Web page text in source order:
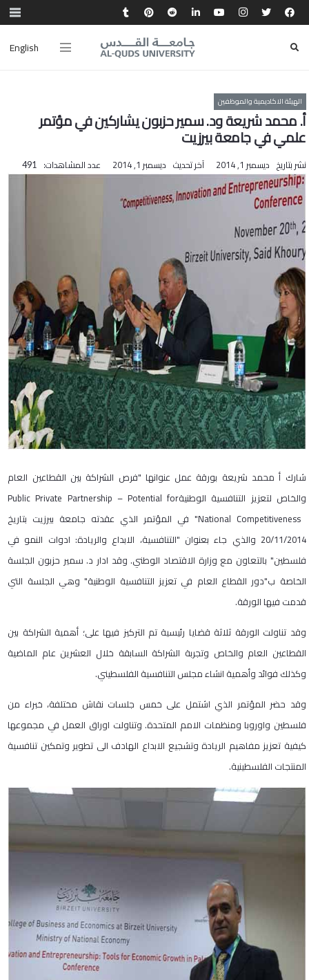
English
الهيئة الاكاديمية والموظفين
أ. محمد شريعة ود. سمير حزبون يشاركين في مؤتمر
علمي في جامعة بيرزيت
نشر بتاريخ ديسمبر 1, 2014 آخر تحديث ديسمبر 1, 2014 عدد المشاهدات: 491
شارك أ محمد شريعة بورقة عمل عنوانها "فرص الشراكة بين القطاعين العام
والخاص لتعزيز التنافسية الوطنيةPublic Private Partnership – Potential for
National Competitiveness" في المؤتمر الذي عقدته جامعة بيرزيت بتاريخ
20/11/2014 والذي جاء بعنوان "التنافسية، الابداع والريادة: ادوات النمو في
فلسطين" بالتعاون مع وزارة الاقتصاد الوطني. وقد ادار د. سمير حزبون الجلسة
الخاصة ب"دور القطاع العام في تعزيز التنافسية الوطنية" وهي الجلسة التي
قدمت فيها الورقة.
وقد تناولت الورقة ثلاثة قضايا رئيسية تم التركيز فيها على؛ أهمية الشراكة بين
القطاعين العام والخاص وتجربة الشراكة السابقة خلال العشرين عام الماضية
وكذلك فوائد وأهمية انشاء مجلس التنافسية الفلسطيني.
وقد حضر المؤتمر الذي اشتمل على خمس جلسات نقاش مختلفة، خبراء من
فلسطين واوروبا ومنظمات الامم المتحدة. وتناولت اوراق العمل في مجموعها
كيفية تعزيز مفاهيم الريادة وتشجيع الابداع الهادف الى تطوير وتمكين تنافسية
المنتجات الفلسطينية.